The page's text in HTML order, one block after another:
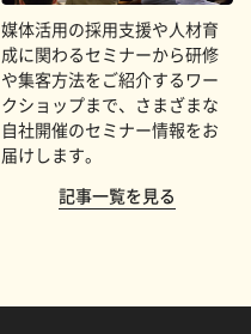
媒体活用の採用支援や人材育
成に関わるセミナーから研修
や集客方法をご紹介するワー
クショップまで、さまざまな
自社開催のセミナー情報をお
届けします。
記事一覧を見る